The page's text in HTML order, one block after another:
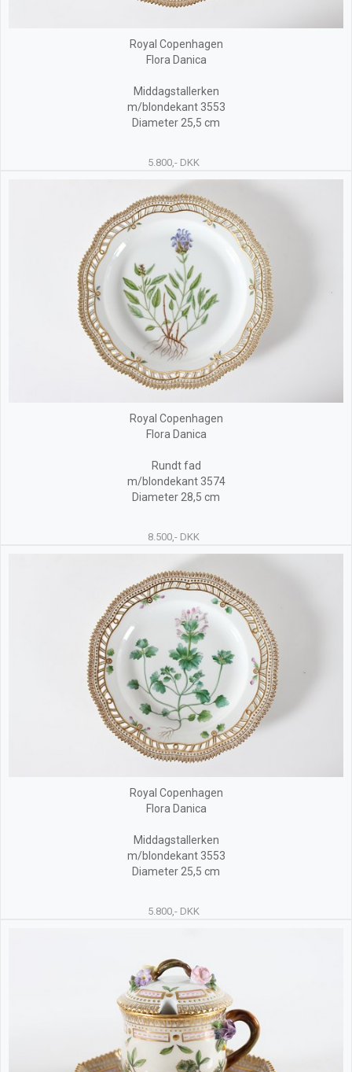
Royal Copenhagen
Flora Danica
Middagstallerken
m/blondekant 3553
Diameter 25,5 cm
5.800,- DKK
Royal Copenhagen
Flora Danica
Rundt fad
m/blondekant 3574
Diameter 28,5 cm
8.500,- DKK
Royal Copenhagen
Flora Danica
Middagstallerken
m/blondekant 3553
Diameter 25,5 cm
5.800,- DKK